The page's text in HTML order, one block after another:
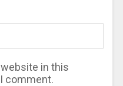
website in this
comment.